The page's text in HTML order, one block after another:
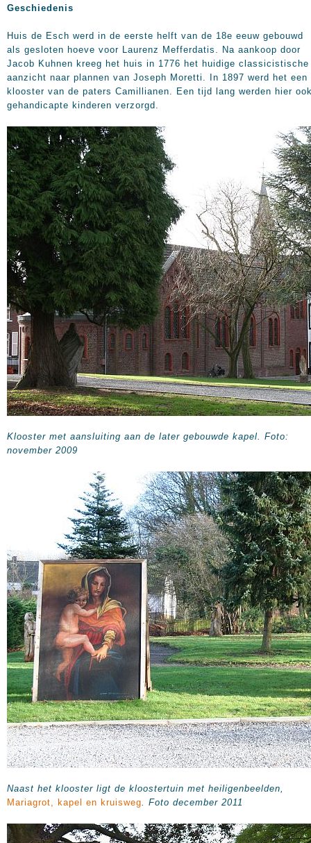
Geschiedenis
Huis de Esch werd in de eerste helft van de 18e eeuw gebouwd
als gesloten hoeve voor Laurenz Mefferdatis. Na aankoop door
Jacob Kuhnen kreeg het huis in 1776 het huidige classicistische
aanzicht naar plannen van Joseph Moretti. In 1897 werd het een
klooster van de paters Camillianen. Een tijd lang werden hier
gehandicapte kinderen verzorgd.
Klooster met aansluiting aan de later gebouwde kapel. Foto:
november 2009
Naast het klooster ligt de kloostertuin met heiligenbeelden,
Mariagrot, kapel en kruisweg. Foto december 2011